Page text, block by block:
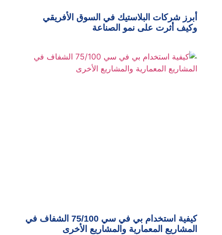
أبرز شركات البلاستيك في السوق الأفريقي
وكيف أثرت على نمو الصناعة
كيفية استخدام بي في سي 75/100 الشفاف في
المشاريع المعمارية والمشاريع الأخرى